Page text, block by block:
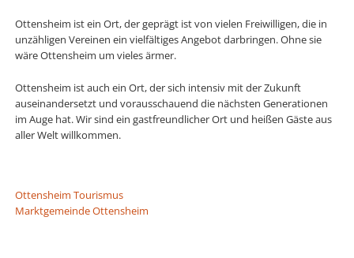
Ottensheim ist ein Ort, der geprägt ist von vielen Freiwilligen, die in
unzähligen Vereinen ein vielfältiges Angebot darbringen. Ohne sie
wäre Ottensheim um vieles ärmer.
Ottensheim ist auch ein Ort, der sich intensiv mit der Zukunft
auseinandersetzt und vorausschauend die nächsten Generationen
im Auge hat. Wir sind ein gastfreundlicher Ort und heißen Gäste aus
aller Welt willkommen.
Ottensheim Tourismus
Marktgemeinde Ottensheim